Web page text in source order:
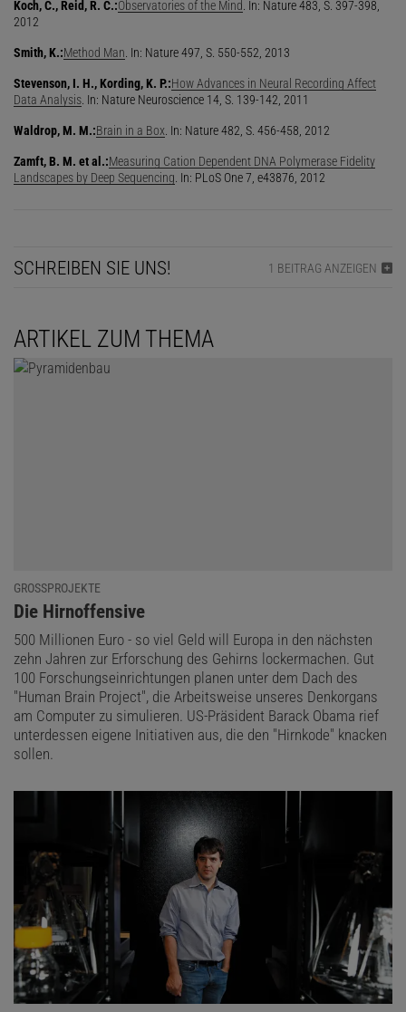
Koch, C., Reid, R. C.:Observatories of the Mind . In: Nature 483, S. 397-398,
2012
Smith, K.:Method Man . In: Nature 497, S. 550-552, 2013
Stevenson, I. H., Kording, K. P.:How Advances in Neural Recording Affect
Data Analysis . In: Nature Neuroscience 14, S. 139-142, 2011
Waldrop, M. M.:Brain in a Box . In: Nature 482, S. 456-458, 2012
Zamft, B. M. et al.:Measuring Cation Dependent DNA Polymerase Fidelity
Landscapes by Deep Sequencing . In: PLoS One 7, e43876, 2012
SCHREIBEN SIE UNS! 1 BEITRAG ANZEIGEN
ARTIKEL ZUM THEMA
GROSSPROJEKTE
:
Die Hirnoffensive
500 Millionen Euro - so viel Geld will Europa in den nächsten
zehn Jahren zur Erforschung des Gehirns lockermachen. Gut
100 Forschungseinrichtungen planen unter dem Dach des
"Human Brain Project", die Arbeitsweise unseres Denkorgans
am Computer zu simulieren. US-Präsident Barack Obama rief
unterdessen eigene Initiativen aus, die den "Hirnkode" knacken
sollen.